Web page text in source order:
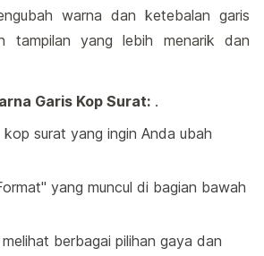
warna dan ketebalan garis
tampilan yang lebih menarik dan
Garis Kop Surat: .
kop surat yang ingin Anda ubah
yang muncul di bagian bawah
berbagai pilihan gaya dan